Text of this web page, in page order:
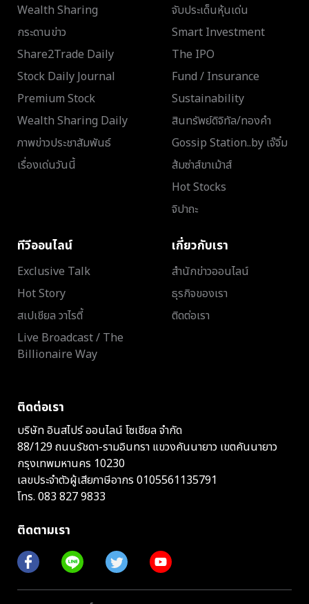
Wealth Sharing
กระดานข่าว
Share2Trade Daily
Stock Daily Journal
Premium Stock
Wealth Sharing Daily
ภาพข่าวประชาสัมพันธ์
เรื่องเด่นวันนี้
จับประเด็นหุ้นเด่น
Smart Investment
The IPO
Fund / Insurance
Sustainability
สินทรัพย์ดิจิทัล/ทองคำ
Gossip Station..by เจ๊จิ๋ม
ส้มซ่าส์ขาเม้าส์
Hot Stocks
จิปาถะ
ทีวีออนไลน์
Exclusive Talk
Hot Story
สเปเชียล วาไรตี้
Live Broadcast / The
Billionaire Way
เกี่ยวกับเรา
สำนักข่าวออนไลน์
ธุรกิจของเรา
ติดต่อเรา
ติดต่อเรา
บริษัท อินสไปร์ ออนไลน์ โซเชียล จำกัด
88/129 ถนนรัชดา-รามอินทรา แขวงคันนายาว เขตคันนายาว
กรุงเทพมหานคร 10230
เลขประจำตัวผู้เสียภาษีอากร 0105561135791
โทร. 083 827 9833
ติดตามเรา